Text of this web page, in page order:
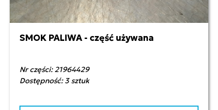
1 200,00 zł netto
SMOK PALIWA - część używana
Nr części: 21964429
Dostępność: 3 sztuk